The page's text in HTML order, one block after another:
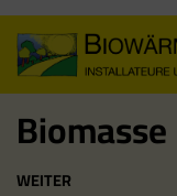
content
Biomasse
WEITER